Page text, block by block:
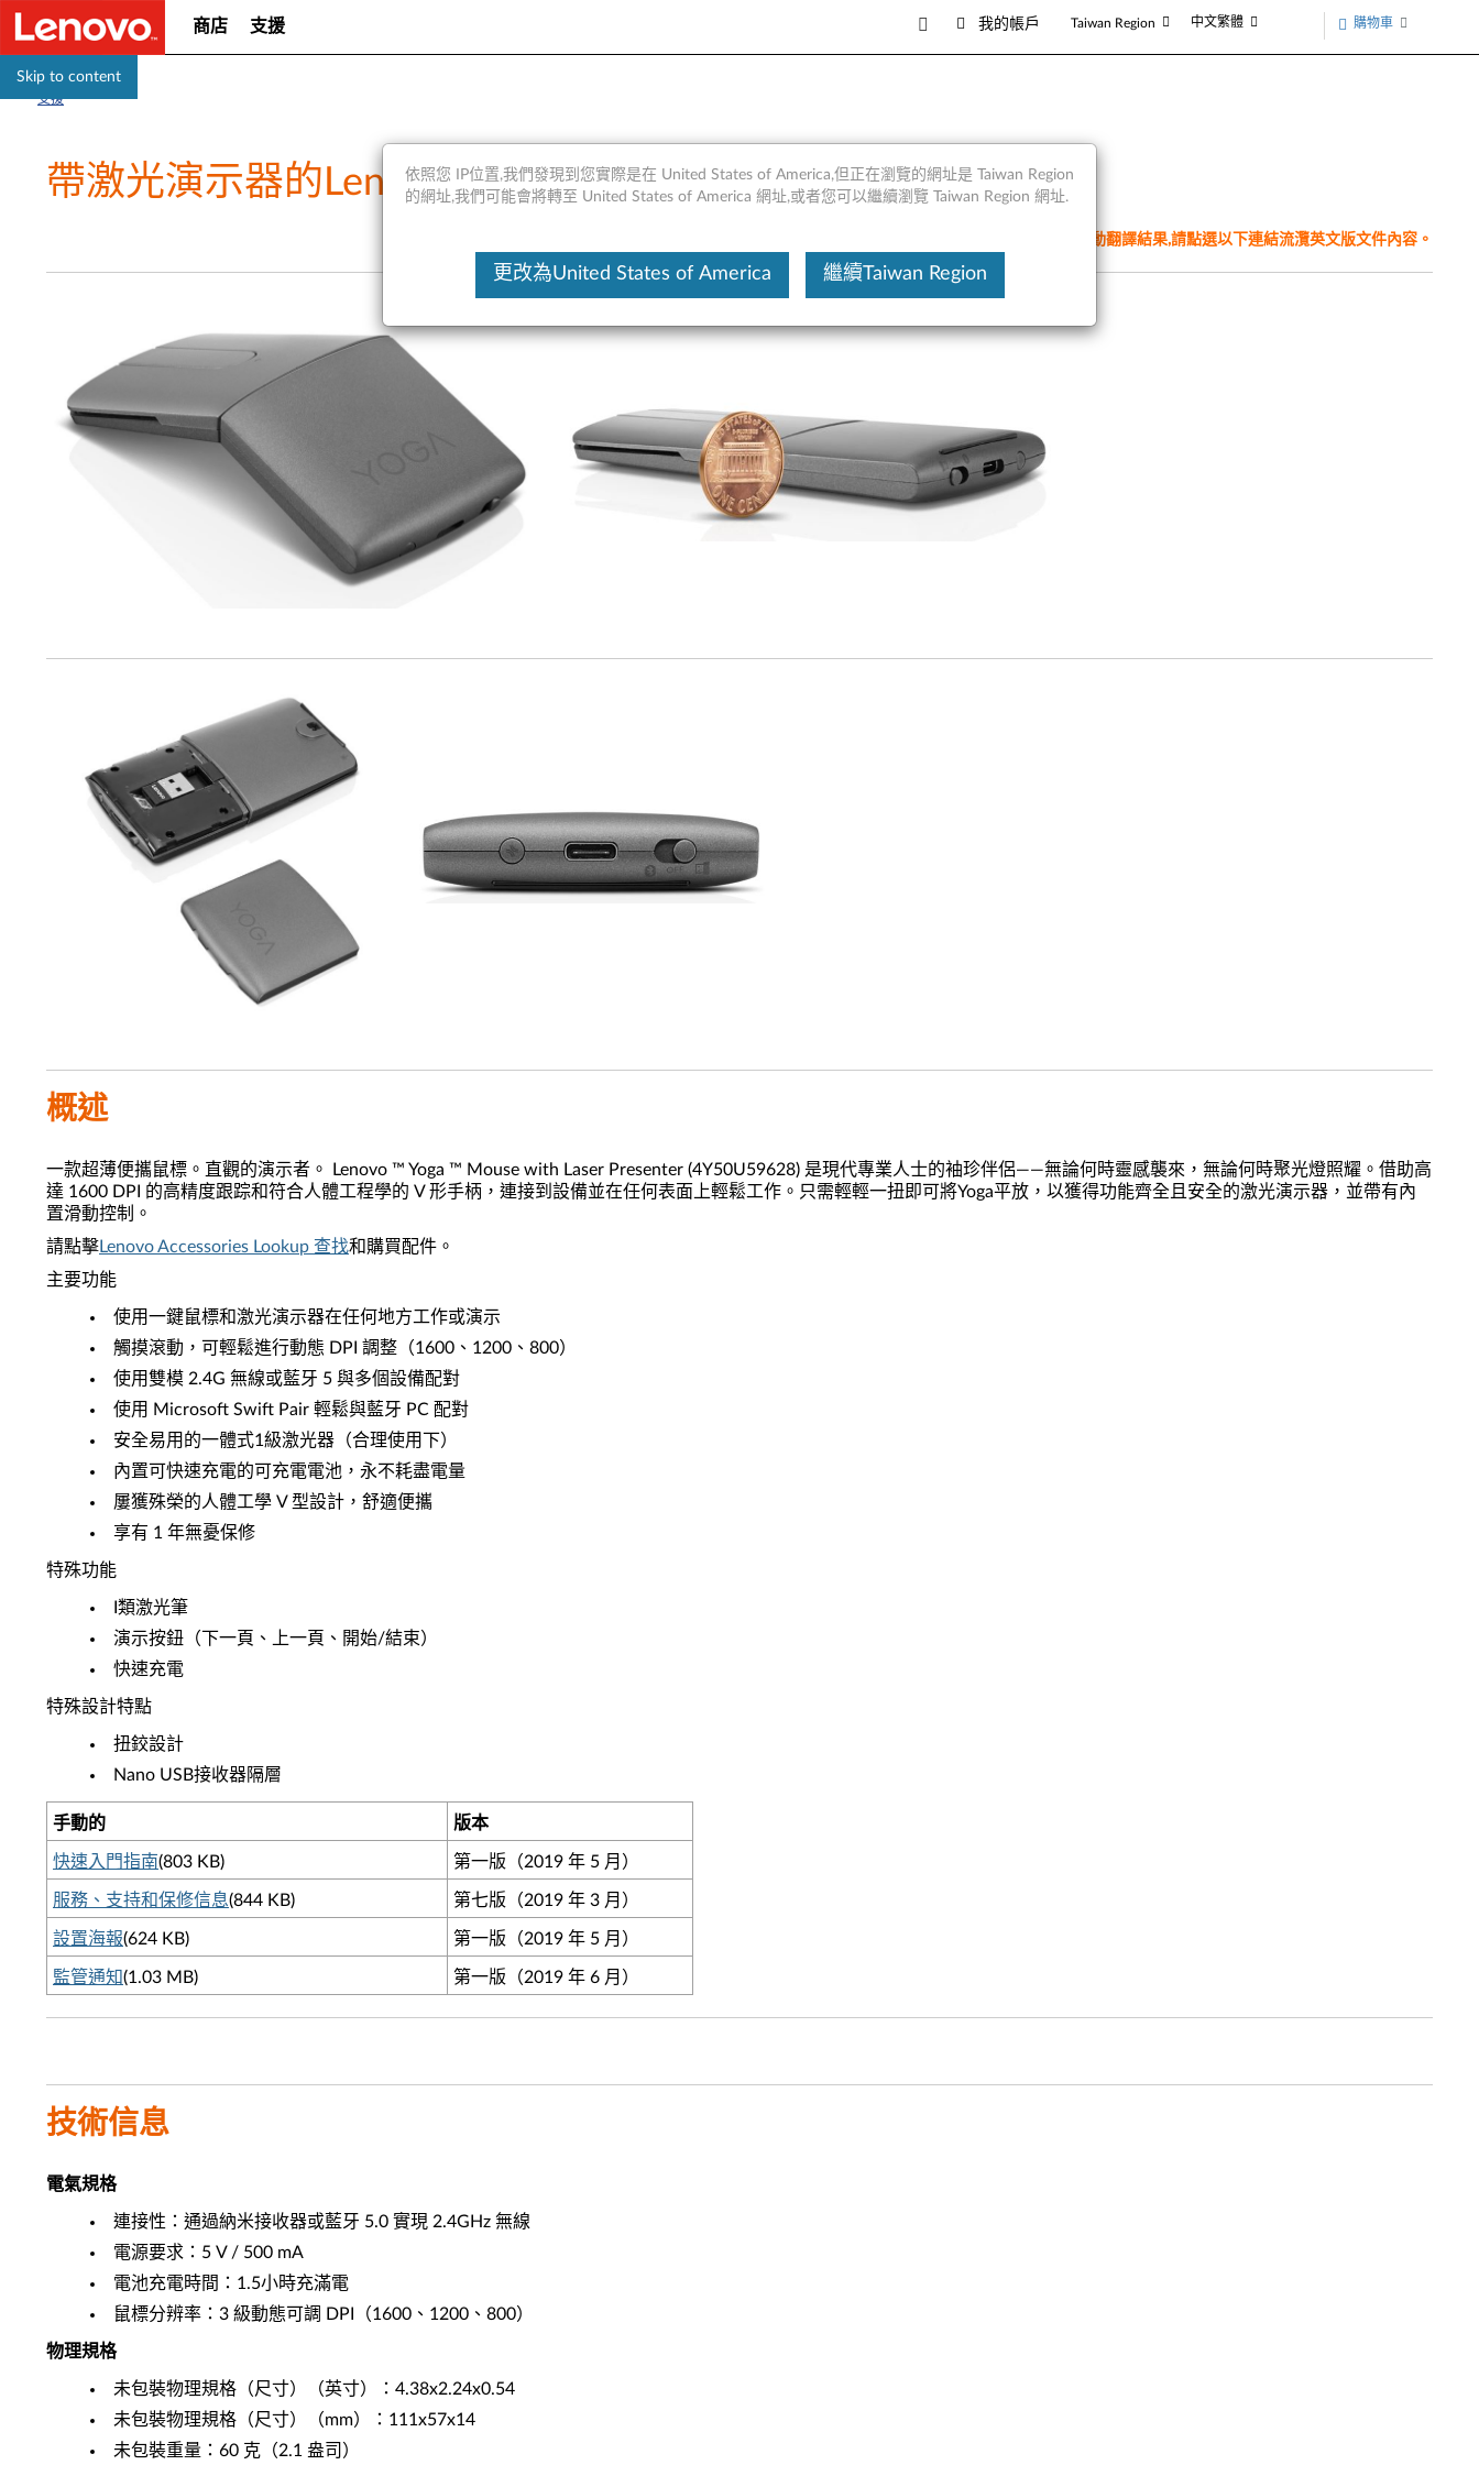
Skip to content
商店 支援 我的帳戶 Taiwan Region 中文繁體 購物車
支援
帶激光演示器的Lenovo Yoga鼠標 - 概述和維修零件
這份文件為翻譯程式自動翻譯結果,請點選以下連結流灠英文版文件內容。
概述
一款超薄便攜鼠標。直觀的演示者。 Lenovo ™ Yoga ™ Mouse with Laser Presenter (4Y50U59628) 是現代專業人士的袖珍伴侶——無論何時靈感襲來，無論何時聚光燈照耀。借助高
達 1600 DPI 的高精度跟踪和符合人體工程學的 V 形手柄，連接到設備並在任何表面上輕鬆工作。只需輕輕一扭即可將Yoga平放，以獲得功能齊全且安全的激光演示器，並帶有內
置滑動控制。
請點擊Lenovo Accessories Lookup 查找和購買配件。
主要功能
使用一鍵鼠標和激光演示器在任何地方工作或演示
觸摸滾動，可輕鬆進行動態 DPI 調整（1600、1200、800）
使用雙模 2.4G 無線或藍牙 5 與多個設備配對
使用 Microsoft Swift Pair 輕鬆與藍牙 PC 配對
安全易用的一體式1級激光器（合理使用下）
內置可快速充電的可充電電池，永不耗盡電量
屢獲殊榮的人體工學 V 型設計，舒適便攜
享有 1 年無憂保修
特殊功能
I類激光筆
演示按鈕（下一頁、上一頁、開始/結束）
快速充電
特殊設計特點
扭鉸設計
Nano USB接收器隔層
手動的 版本
快速入門指南(803 KB) 第一版（2019 年 5 月）
服務、支持和保修信息(844 KB) 第七版（2019 年 3 月）
設置海報(624 KB) 第一版（2019 年 5 月）
監管通知(1.03 MB) 第一版（2019 年 6 月）
技術信息
電氣規格
連接性：通過納米接收器或藍牙 5.0 實現 2.4GHz 無線
電源要求：5 V / 500 mA
電池充電時間：1.5小時充滿電
鼠標分辨率：3 級動態可調 DPI（1600、1200、800）
物理規格
未包裝物理規格（尺寸）（英寸）：4.38x2.24x0.54
未包裝物理規格（尺寸）（mm）：111x57x14
未包裝重量：60 克（2.1 盎司）
依照您 IP位置,我們發現到您實際是在 United States of America,但正在瀏覽的網址是 Taiwan Region
的網址,我們可能會將轉至 United States of America 網址,或者您可以繼續瀏覽 Taiwan Region 網址.
更改為United States of America 繼續Taiwan Region